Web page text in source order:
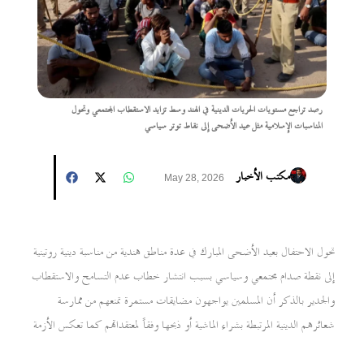
رصد تراجع مستويات الحريات الدينية في الهند وسط تزايد الاستقطاب المجتمعي وتحول
المناسبات الإسلامية مثل عيد الأضحى إلى نقاط توتر سياسي
مكتب الأخبار May 28, 2026
تحول الاحتفال بعيد الأضحى المبارك في عدة مناطق هندية من مناسبة دينية روتينية
إلى نقطة صدام مجتمعي وسياسي بسبب انتشار خطاب عدم التسامح والاستقطاب
والجدير بالذكر أن المسلمين يواجهون مضايقات مستمرة تمنعهم من ممارسة
شعائرهم الدينية المرتبطة بشراء الماشية أو ذبحها وفقاً لمعتقداتهم كما تعكس الأزمة